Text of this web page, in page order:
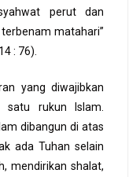
perut dan
matahari”
: 76).
yang diwajibkan
rukun Islam.
dibangun di atas
ada Tuhan selain
mendirikan shalat,